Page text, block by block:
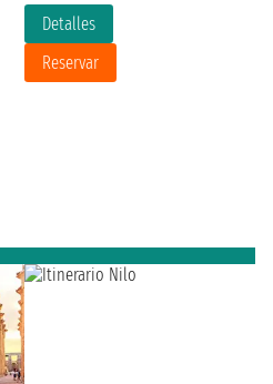
Detalles
Reservar